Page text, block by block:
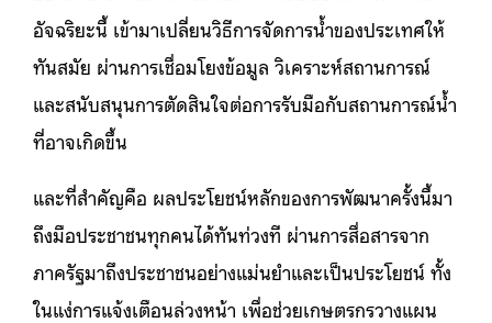
อัจฉริยะนี้ เข้ามาเปลี่ยนวิธีการจัดการน้ำของประเทศให้
ทันสมัย ผ่านการเชื่อมโยงข้อมูล วิเคราะห์สถานการณ์
และสนับสนุนการตัดสินใจต่อการรับมือกับสถานการณ์น้ำ
ที่อาจเกิดขึ้น
และที่สำคัญคือ ผลประโยชน์หลักของการพัฒนาครั้งนี้มา
ถึงมือประชาชนทุกคนได้ทันท่วงที ผ่านการสื่อสารจาก
ภาครัฐมาถึงประชาชนอย่างแม่นยำและเป็นประโยชน์ ทั้ง
ในแง่การแจ้งเตือนล่วงหน้า เพื่อช่วยเกษตรกรวางแผน